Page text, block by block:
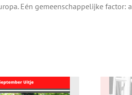
Eén gemeenschappelijke